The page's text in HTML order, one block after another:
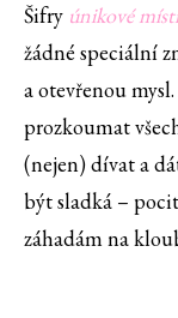
Šifry únikové
žádné speciální
a otevřenou
prozkoumat
(nejen) dívat a
být sladká –
záhadám na